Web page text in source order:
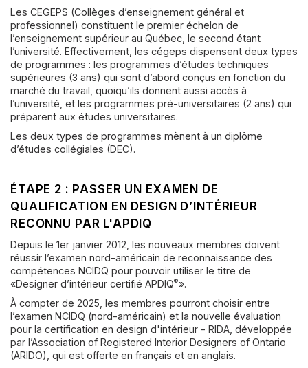
Les CEGEPS (Collèges d’enseignement général et
professionnel) constituent le premier échelon de
l’enseignement supérieur au Québec, le second étant
l’université. Effectivement, les cégeps dispensent deux types
de programmes : les programmes d’études techniques
supérieures (3 ans) qui sont d’abord conçus en fonction du
marché du travail, quoiqu’ils donnent aussi accès à
l’université, et les programmes pré-universitaires (2 ans) qui
préparent aux études universitaires.
Les deux types de programmes mènent à un diplôme
d’études collégiales (DEC).
ÉTAPE 2 : PASSER UN EXAMEN DE
QUALIFICATION EN DESIGN D’INTÉRIEUR
RECONNU PAR L'APDIQ
Depuis le 1er janvier 2012, les nouveaux membres doivent
réussir l’examen nord-américain de reconnaissance des
compétences NCIDQ pour pouvoir utiliser le titre de
«Designer d’intérieur certifié APDIQ®».
À compter de 2025, les membres pourront choisir entre
l’examen NCIDQ (nord-américain) et la nouvelle évaluation
pour la certification en design d'intérieur - RIDA, développée
par l’Association of Registered Interior Designers of Ontario
(ARIDO), qui est offerte en français et en anglais.